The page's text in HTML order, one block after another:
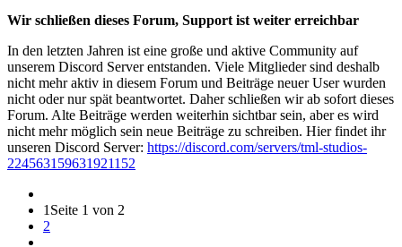
Wir schließen dieses Forum, Support ist weiter erreichbar
In den letzten Jahren ist eine große und aktive Community auf
unserem Discord Server entstanden. Viele Mitglieder sind deshalb
nicht mehr aktiv in diesem Forum und Beiträge neuer User wurden
nicht oder nur spät beantwortet. Daher schließen wir ab sofort dieses
Forum. Alte Beiträge werden weiterhin sichtbar sein, aber es wird
nicht mehr möglich sein neue Beiträge zu schreiben. Hier findet ihr
unseren Discord Server: https://discord.com/servers/tml-studios-
224563159631921152
1 Seite 1 von 2
2